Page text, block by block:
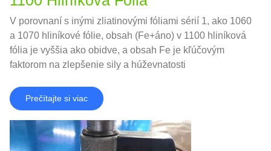
V porovnaní s inými zliatinovými fóliami sérií 1, ako 1060
a 1070 hliníkové fólie, obsah (Fe+áno) v 1100 hliníková
fólia je vyššia ako obidve, a obsah Fe je kľúčovým
faktorom na zlepšenie sily a húževnatosti
Prečítajte si viac